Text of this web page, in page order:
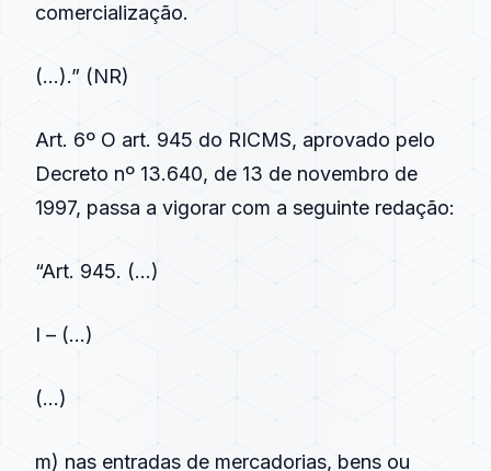
comercialização.
(…).” (NR)
Art. 6º O art. 945 do RICMS, aprovado pelo
Decreto nº 13.640, de 13 de novembro de
1997, passa a vigorar com a seguinte redação:
“Art. 945. (…)
I – (…)
(…)
m) nas entradas de mercadorias, bens ou